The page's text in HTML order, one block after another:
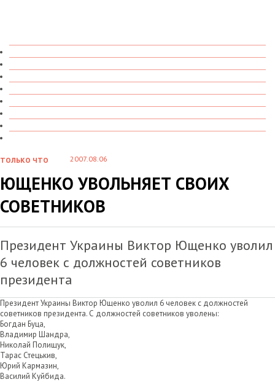
ТОЛЬКО ЧТО 2007.08.06
ЮЩЕНКО УВОЛЬНЯЕТ СВОИХ
СОВЕТНИКОВ
Президент Украины Виктор Ющенко уволил
6 человек с должностей советников
президента
Президент Украины Виктор Ющенко уволил 6 человек с должностей
советников президента. С должностей советников уволены:
Богдан Буца,
Владимир Шандра,
Николай Полищук,
Тарас Стецькив,
Юрий Кармазин,
Василий Куйбида.